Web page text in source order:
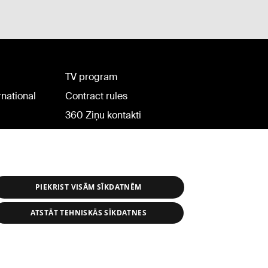
TV program
Contract rules
360 Ziņu kontakti
PIEKRIST VISĀM SĪKDATNĒM
ATSTĀT TEHNISKĀS SĪKDATNES